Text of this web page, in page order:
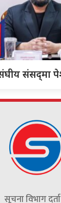
संसद्‌मा
सूचना विभाग